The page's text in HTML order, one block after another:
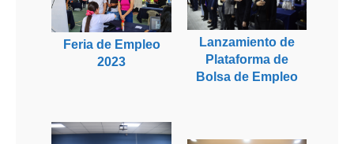
Feria de Empleo
2023
Lanzamiento de
Plataforma de
Bolsa de Empleo